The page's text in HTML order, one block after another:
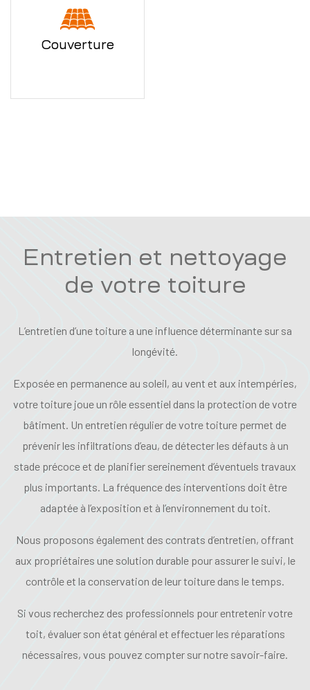
Couverture
Entretien et nettoyage
de votre toiture
L’entretien d’une toiture a une influence déterminante sur sa
longévité.
Exposée en permanence au soleil, au vent et aux intempéries,
votre toiture joue un rôle essentiel dans la protection de votre
bâtiment. Un entretien régulier de votre toiture permet de
prévenir les infiltrations d’eau, de détecter les défauts à un
stade précoce et de planifier sereinement d’éventuels travaux
plus importants. La fréquence des interventions doit être
adaptée à l’exposition et à l’environnement du toit.
Nous proposons également des contrats d’entretien, offrant
aux propriétaires une solution durable pour assurer le suivi, le
contrôle et la conservation de leur toiture dans le temps.
Si vous recherchez des professionnels pour entretenir votre
toit, évaluer son état général et effectuer les réparations
nécessaires, vous pouvez compter sur notre savoir-faire.